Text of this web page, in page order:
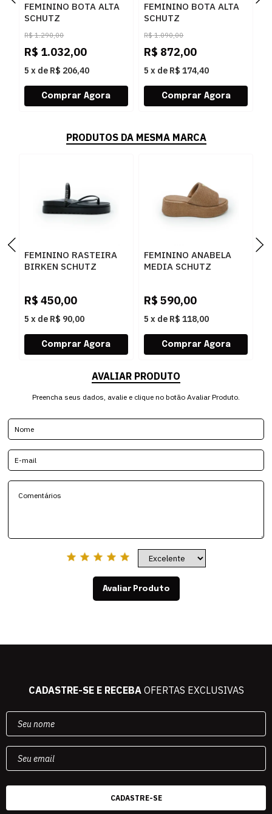
FEMININO BOTA ALTA
SCHUTZ
S2211900290001
BLACK
R$ 1.290,00
R$ 1.032,00
5 x de R$ 206,40
FEMININO BOTA ALTA
SCHUTZ
S2233100390001
BLACK
R$ 1.090,00
R$ 872,00
5 x de R$ 174,40
PRODUTOS DA MESMA MARCA
FEMININO RASTEIRA
BIRKEN SCHUTZ
CRISTAL
R$ 450,00
5 x de R$ 90,00
FEMININO ANABELA
MEDIA SCHUTZ
R$ 590,00
5 x de R$ 118,00
AVALIAR PRODUTO
Preencha seus dados, avalie e clique no botão Avaliar Produto.
Avaliar Produto
CADASTRE-SE E RECEBAOFERTAS EXCLUSIVAS